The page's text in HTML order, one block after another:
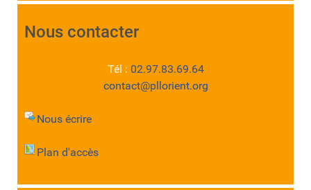
Nous contacter
Tél : 02.97.83.69.64
contact@pllorient.org
Nous écrire
Plan d'accès